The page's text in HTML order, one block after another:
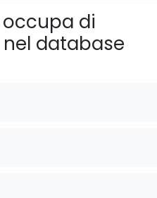
di
database